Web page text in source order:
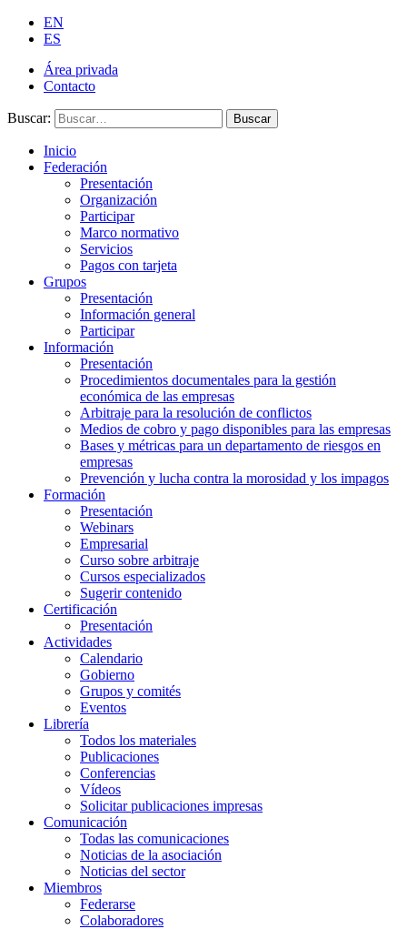
EN
ES
Área privada
Contacto
Buscar: Buscar
Inicio
Federación
Presentación
Organización
Participar
Marco normativo
Servicios
Pagos con tarjeta
Grupos
Presentación
Información general
Participar
Información
Presentación
Procedimientos documentales para la gestión
económica de las empresas
Arbitraje para la resolución de conflictos
Medios de cobro y pago disponibles para las empresas
Bases y métricas para un departamento de riesgos en
empresas
Prevención y lucha contra la morosidad y los impagos
Formación
Presentación
Webinars
Empresarial
Curso sobre arbitraje
Cursos especializados
Sugerir contenido
Certificación
Presentación
Actividades
Calendario
Gobierno
Grupos y comités
Eventos
Librería
Todos los materiales
Publicaciones
Conferencias
Vídeos
Solicitar publicaciones impresas
Comunicación
Todas las comunicaciones
Noticias de la asociación
Noticias del sector
Miembros
Federarse
Colaboradores